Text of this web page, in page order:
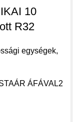
10
R32
egységek,
ÁFÁVAL2